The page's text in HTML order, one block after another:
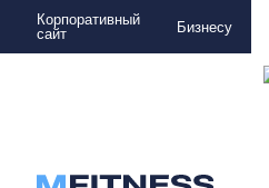
Корпоративный
сайт
Бизнесу